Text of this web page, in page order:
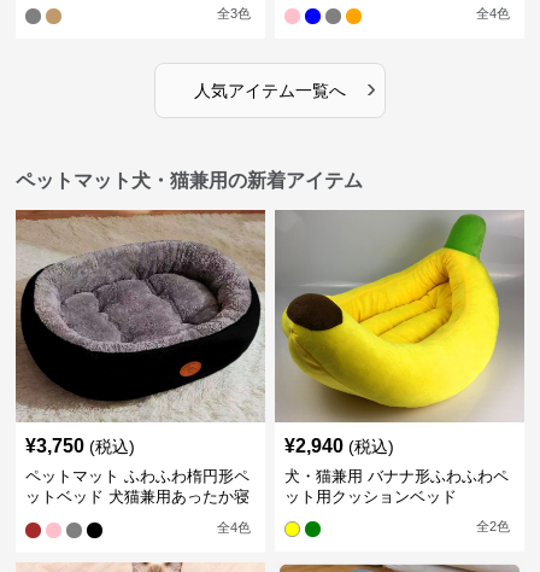
全3色 全4色
人気アイテム一覧へ ›
ペットマット犬・猫兼用の新着アイテム
¥3,750 (税込)
ペットマット ふわふわ楕円形ペ
ットベッド 犬猫兼用あったか寝
全4色
¥2,940 (税込)
犬・猫兼用 バナナ形ふわふわペ
ット用クッションベッド
全2色